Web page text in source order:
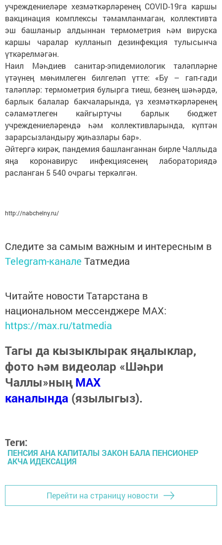
учреждениеләре хезмәткәрләренең СOVID-19га каршы
вакцинация комплексы тәмамланмаган, коллективта
эш башланыр алдыннан термометрия һәм вируска
каршы чаралар кулланып дезинфекция тулысынча
үткәрелмәгән.
Наил Мәһдиев санитар-эпидемиологик таләпләрне
үтәүнең мөһимлеген билгеләп үтте: «Бу – гап-гади
таләпләр: термометрия булырга тиеш, безнең шәһәрдә,
барлык балалар бакчаларында, үз хезмәткәрләренең
сәламәтлеген кайгыртучы барлык бюджет
учреждениеләрендә һәм коллективларында, күптән
зарарсызландыру җиһазлары бар».
Әйтергә кирәк, пандемия башланганнан бирле Чаллыда
яңа коронавирус инфекциясенең лабораториядә
расланган 5 540 очрагы теркәлгән.
http://nabchelny.ru/
Следите за самым важным и интересным в
Telegram-канале Татмедиа
Читайте новости Татарстана в
национальном мессенджере MАХ:
https://max.ru/tatmedia
Тагы да кызыклырак яңалыклар,
фото һәм видеолар «Шәһри
Чаллы»ныңMAX
каналында (язылыгыз).
Теги:
ПЕНСИЯ АНА КАПИТАЛЫ ЗАКОН БАЛА ПЕНСИОНЕР
АКЧА ИДЕКСАЦИЯ
Перейти на страницу новости